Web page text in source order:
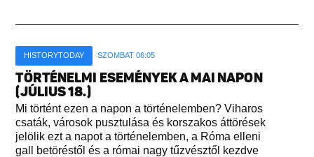
HISTORYTODAY SZOMBAT 06:05
TÖRTÉNELMI ESEMÉNYEK A MAI NAPON
(JÚLIUS 18.)
Mi történt ezen a napon a történelemben? Viharos
csaták, városok pusztulása és korszakos áttörések
jelölik ezt a napot a történelemben, a Róma elleni
gall betöréstől és a római nagy tűzvésztől kezdve